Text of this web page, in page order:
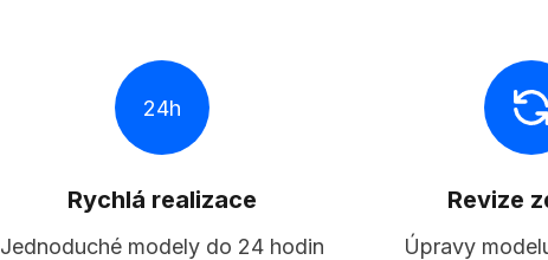
24h
Rychlá realizace
Jednoduché modely do 24 hodin
Revize
Úpravy